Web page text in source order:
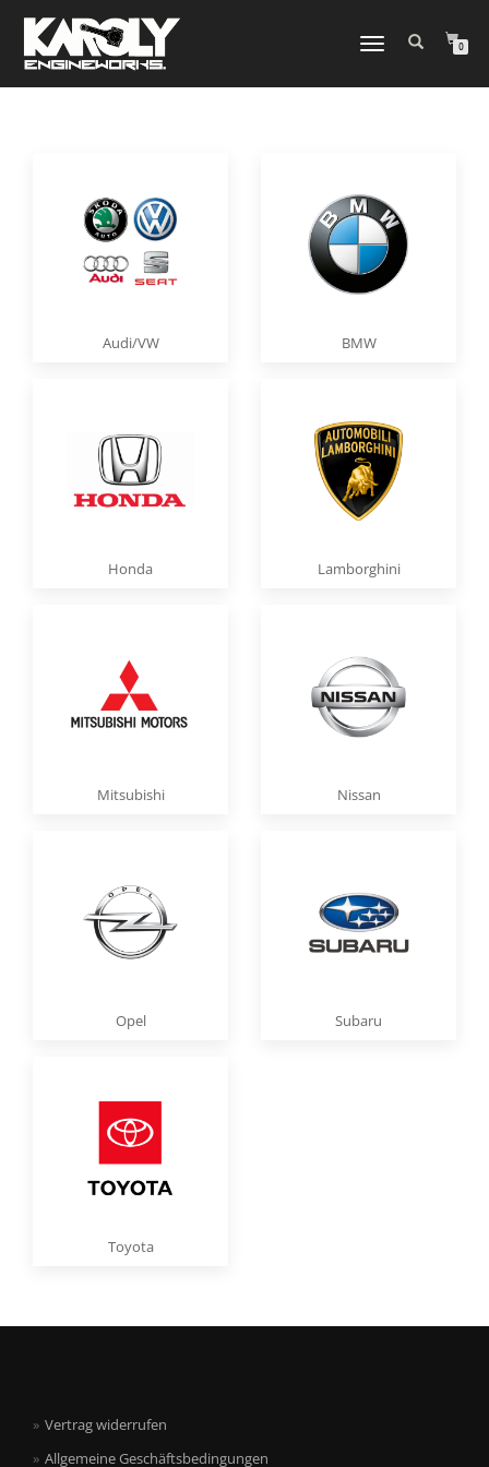
NAVIGATION
0
Audi/VW BMW
Honda Lamborghini
Mitsubishi Nissan
Opel Subaru
Toyota
Vertrag widerrufen
Allgemeine Geschäftsbedingungen